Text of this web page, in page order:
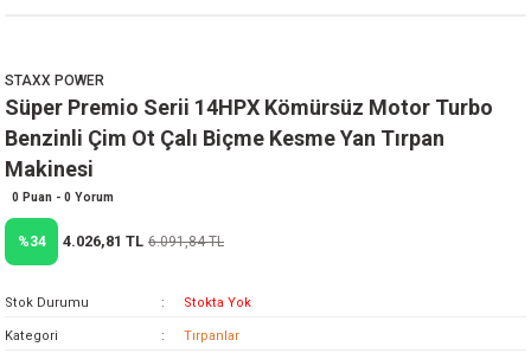
Makinesi
Testereler
Mikser
STAXX POWER
Süper Premio Serii 14HPX Kömürsüz Motor Turbo
Benzinli Çim Ot Çalı Biçme Kesme Yan Tırpan
Makinesi
0 Puan - 0 Yorum
%34 4.026,81 TL 6.091,84 TL
Stok Durumu Stokta Yok
Kategori Tırpanlar